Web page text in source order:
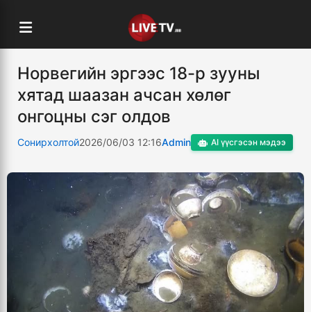
Норвегийн эргээс 18-р зууны
хятад шаазан ачсан хөлөг
онгоцны сэг олдов
Сонирхолтой2026/06/03 12:16Admin AI үүсгэсэн мэдээ